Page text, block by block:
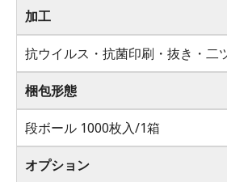
加工
抗ウイルス・抗菌印刷・抜き・二
梱包形態
段ボール 1000枚入/1箱
オプション